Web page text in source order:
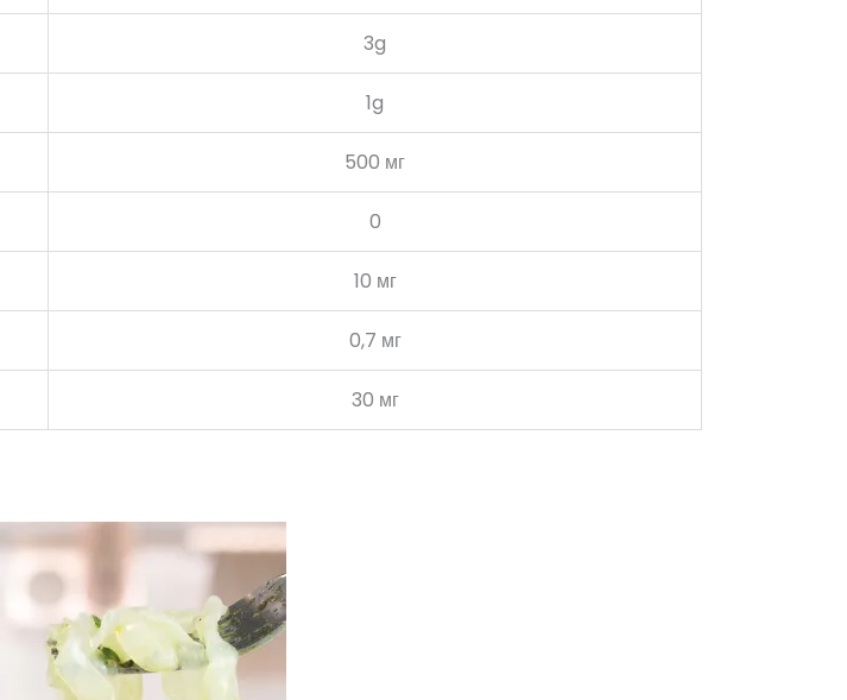
3g
1g
500 мг
0
10 мг
0,7 мг
30 мг